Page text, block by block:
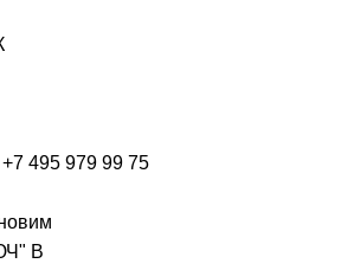
+7 495 979 99 75